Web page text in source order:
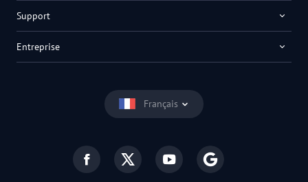
Français
Support
Entreprise